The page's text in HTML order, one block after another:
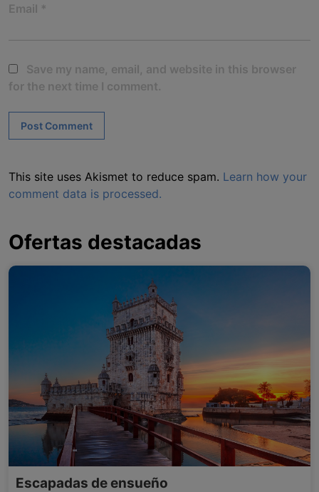
Email *
Save my name, email, and website in this browser
for the next time I comment.
This site uses Akismet to reduce spam. Learn how your
comment data is processed.
Ofertas destacadas
Escapadas de ensueño